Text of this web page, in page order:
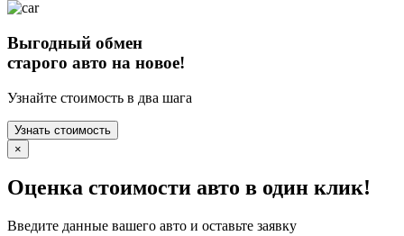
Выгодный обмен
старого авто на новое!
Узнайте стоимость в два шага
Узнать стоимость
×
Оценка стоимости авто в один клик!
Введите данные вашего авто и оставьте заявку